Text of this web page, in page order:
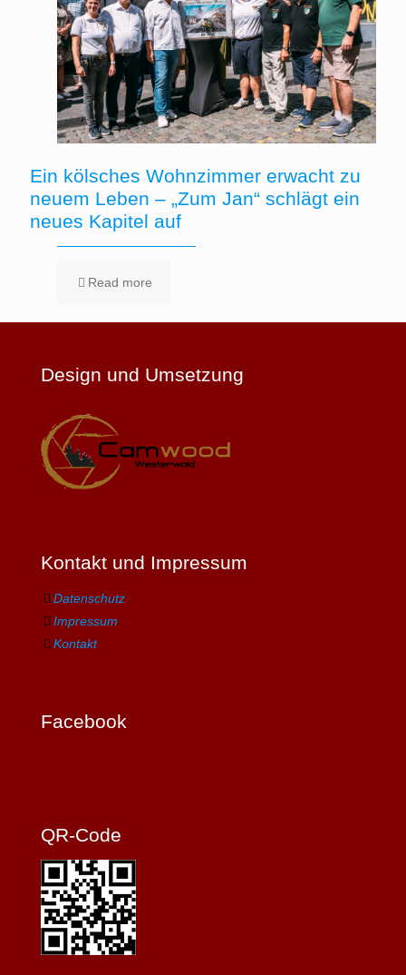
Ein kölsches Wohnzimmer erwacht zu
neuem Leben – „Zum Jan“ schlägt ein
neues Kapitel auf
Read more
Design und Umsetzung
Kontakt und Impressum
Datenschutz
Impressum
Kontakt
Facebook
QR-Code